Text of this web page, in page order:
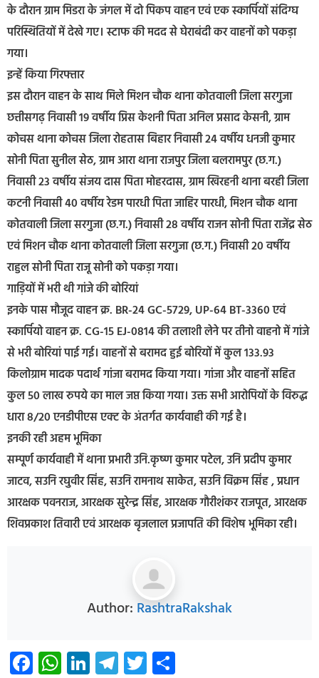
के दौरान ग्राम मिडरा के जंगल में दो पिकप वाहन एवं एक स्कार्पियों संदिग्घ
परिस्थितियों में देखे गए। स्टाफ की मदद से घेराबंदी कर वाहनों को पकड़ा
गया।
इन्हें किया गिरफ्तार
इस दौरान वाहन के साथ मिले मिशन चौक थाना कोतवाली जिला सरगुजा
छत्तीसगढ़ निवासी 19 वर्षीय प्रिस केशनी पिता अनिल प्रसाद केसनी, ग्राम
कोचस थाना कोचस जिला रोहतास बिहार निवासी 24 वर्षीय धनजी कुमार
सोनी पिता सुनील सेठ, ग्राम आरा थाना राजपुर जिला बलरामपुर (छ.ग.)
निवासी 23 वर्षीय संजय दास पिता मोहरदास, ग्राम खिरहनी थाना बरही जिला
कटनी निवासी 40 वर्षीय रेडम पारधी पिता जाहिर पारधी, मिशन चौक थाना
कोतवाली जिला सरगुजा (छ.ग.) निवासी 28 वर्षीय राजन सोनी पिता राजेंद्र सेठ
एवं मिशन चौक थाना कोतवाली जिला सरगुजा (छ.ग.) निवासी 20 वर्षीय
राहुल सोनी पिता राजू सोनी को पकड़ा गया।
गाड़ियों में भरी थी गांजे की बोरियां
इनके पास मौजूद वाहन क्र. BR-24 GC-5729, UP-64 BT-3360 एवं
स्कार्पियो वाहन क्र. CG-15 EJ-0814 की तलाशी लेने पर तीनो वाहनो में गांजे
से भरी बोरियां पाई गई। वाहनों से बरामद हुई बोरियों में कुल 133.93
किलोग्राम मादक पदार्थ गांजा बरामद किया गया। गांजा और वाहनों सहित
कुल 50 लाख रुपये का माल जप्त किया गया। उक्त सभी आरोपियों के विरुद्ध
धारा 8/20 एनडीपीएस एक्ट के अंतर्गत कार्यवाही की गई है।
इनकी रही अहम भूमिका
सम्पूर्ण कार्यवाही में थाना प्रभारी उनि.कृष्ण कुमार पटेल, उनि प्रदीप कुमार
जाटव, सउनि रघुवीर सिंह, सउनि रामनाथ साकेत, सउनि विक्रम सिंह , प्रधान
आरक्षक पवनराज, आरक्षक सुरेन्द्र सिंह, आरक्षक गौरीशंकर राजपूत, आरक्षक
शिवप्रकाश तिवारी एवं आरक्षक बृजलाल प्रजापति की विशेष भूमिका रही।
Author: RashtraRakshak
Facebook
WhatsApp
LinkedIn
Telegram
Twitter